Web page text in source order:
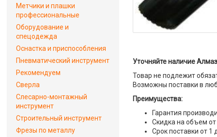
Уточняйте наличие
Товар не подлежит
Возможны поставки в
Преимущества:
Гарантия
Скидка на объем от
Срок поставки от 1
Метчики и плашки
профессиональные
Оборудование и
спецодежда
Оснастка и приспособления
Пневматический инструмент
Рекомендуем
Сверла
Слесарно-монтажный
инструмент
Строительный инструмент
Фрезы по металлу